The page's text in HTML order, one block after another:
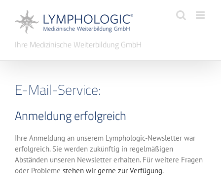
springen
Ihre Medizinische Weiterbildung GmbH
E-Mail-Service:
Anmeldung erfolgreich
Ihre Anmeldung an unserem Lymphologic-Newsletter war
erfolgreich. Sie werden zukünftig in regelmäßigen
Abständen unseren Newsletter erhalten. Für weitere Fragen
oder Probleme stehen wir gerne zur Verfügung.